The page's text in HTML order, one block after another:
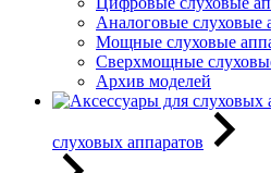
Аналоговые слуховые
Мощные слуховые
Сверхмощные
Архив моделей
слуховых аппаратов